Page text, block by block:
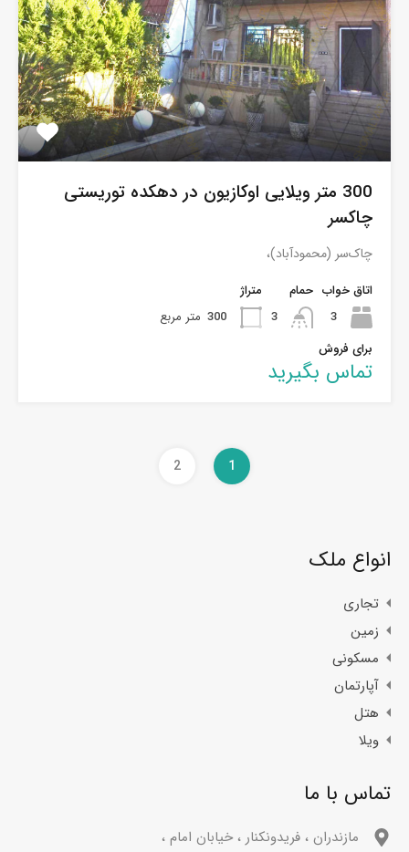
300 متر ویلایی اوکازیون در دهکده توریستی
چاکسر
چاک‌سر (محمودآباد)،
اتاق خواب
3
حمام
3
متراژ
300 متر مربع
برای فروش
تماس بگیرید
1
2
انواع ملک
تجاری
زمین
مسکونی
آپارتمان
هتل
ویلا
تماس با ما
مازندران ، فریدونکنار ، خیابان امام ،